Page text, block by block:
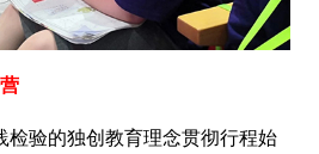
检验的独创教育理念贯彻行程始